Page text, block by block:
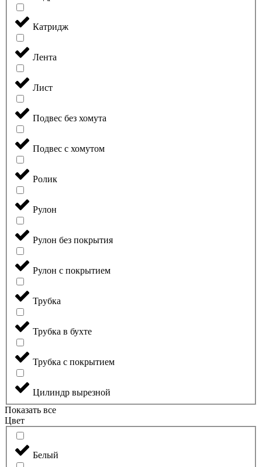
Катридж
Лента
Лист
Подвес без хомута
Подвес с хомутом
Ролик
Рулон
Рулон без покрытия
Рулон с покрытием
Трубка
Трубка в бухте
Трубка с покрытием
Цилиндр вырезной
Показать все
Цвет
Белый